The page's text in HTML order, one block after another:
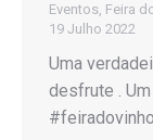
Eventos, Feira
19 Julho 2022
Uma
desfrute .